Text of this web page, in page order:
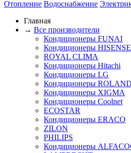
Отопление Водоснабжение
Главная
→ Все производители
Кондиционеры FUNAI
Кондиционеры HISENSE
ROYAL CLIMA
Кондиционеры Hitachi
Кондиционеры LG
Кондиционеры ROLAND
Кондиционеры XIGMA
Кондиционеры Coolnet
ECOSTAR
Кондиционеры ERACO
ZILON
PHILIPS
Кондиционеры